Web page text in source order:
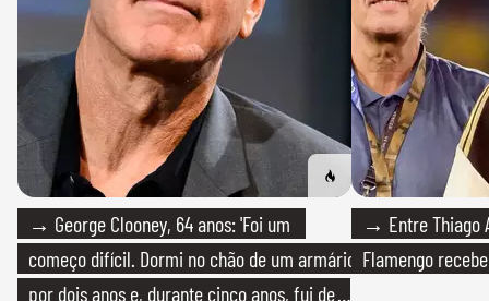
→ George Clooney, 64 anos: 'Foi um
começo difícil. Dormi no chão de um armário
por dois anos e, durante cinco anos, fui de
→ Entre Thiago
Flamengo